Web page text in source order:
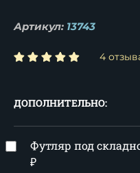
Артикул: 13743
4
ДОПОЛНИТЕЛЬНО:
Футляр под
₽